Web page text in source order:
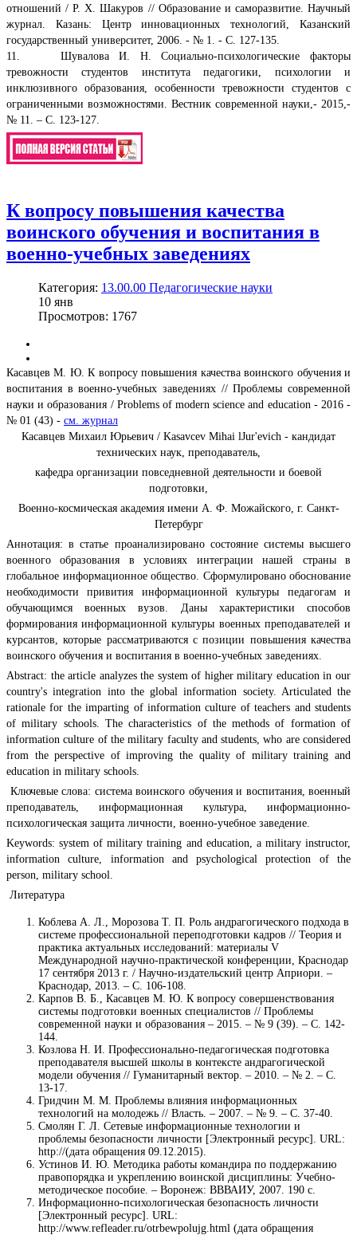
отношений / Р. Х. Шакуров // Образование и саморазвитие. Научный
журнал. Казань: Центр инновационных технологий, Казанский
государственный университет, 2006. - № 1. - С. 127-135.
11. Шувалова И. Н. Социально-психологические факторы
тревожности студентов института педагогики, психологии и
инклюзивного образования, особенности тревожности студентов с
ограниченными возможностями. Вестник современной науки,- 2015,-
№ 11. – С. 123-127.
К вопросу повышения качества
воинского обучения и воспитания в
военно-учебных заведениях
Категория: 13.00.00 Педагогические науки
10 янв
Просмотров: 1767
Касавцев М. Ю. К вопросу повышения качества воинского обучения и
воспитания в военно-учебных заведениях // Проблемы современной
науки и образования / Problems of modern science and education - 2016 -
№ 01 (43) - см. журнал
Касавцев Михаил Юрьевич / Kasavcev Mihai lJur'evich - кандидат
технических наук, преподаватель,
кафедра организации повседневной деятельности и боевой
подготовки,
Военно-космическая академия имени А. Ф. Можайского, г. Санкт-
Петербург
Аннотация: в статье проанализировано состояние системы высшего
военного образования в условиях интеграции нашей страны в
глобальное информационное общество. Сформулировано обоснование
необходимости привития информационной культуры педагогам и
обучающимся военных вузов. Даны характеристики способов
формирования информационной культуры военных преподавателей и
курсантов, которые рассматриваются с позиции повышения качества
воинского обучения и воспитания в военно-учебных заведениях.
Abstract: the article analyzes the system of higher military education in our
country's integration into the global information society. Articulated the
rationale for the imparting of information culture of teachers and students
of military schools. The characteristics of the methods of formation of
information culture of the military faculty and students, who are considered
from the perspective of improving the quality of military training and
education in military schools.
Ключевые слова: система воинского обучения и воспитания, военный
преподаватель, информационная культура, информационно-
психологическая защита личности, военно-учебное заведение.
Keywords: system of military training and education, a military instructor,
information culture, information and psychological protection of the
person, military school.
Литература
Коблева А. Л., Морозова Т. П. Роль андрагогического подхода в
системе профессиональной переподготовки кадров // Теория и
практика актуальных исследований: материалы V
Международной научно-практической конференции, Краснодар
17 сентября 2013 г. / Научно-издательский центр Априори. –
Краснодар, 2013. – С. 106-108.
Карпов В. Б., Касавцев М. Ю. К вопросу совершенствования
системы подготовки военных специалистов // Проблемы
современной науки и образования – 2015. – № 9 (39). – С. 142-
144.
Козлова Н. И. Профессионально-педагогическая подготовка
преподавателя высшей школы в контексте андрагогической
модели обучения // Гуманитарный вектор. – 2010. – № 2. – С.
13-17.
Гридчин М. М. Проблемы влияния информационных
технологий на молодежь // Власть. – 2007. – № 9. – С. 37-40.
Смолян Г. Л. Сетевые информационные технологии и
проблемы безопасности личности [Электронный ресурс]. URL:
http://(дата обращения 09.12.2015).
Устинов И. Ю. Методика работы командира по поддержанию
правопорядка и укреплению воинской дисциплины: Учебно-
методическое пособие. – Воронеж: ВВВАИУ, 2007. 190 с.
Информационно-психологическая безопасность личности
[Электронный ресурс]. URL:
http://www.refleader.ru/otrbewpolujg.html (дата обращения